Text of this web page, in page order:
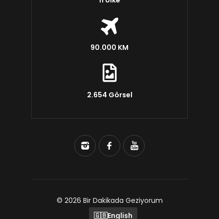
90.000 KM
2.654 Görsel
© 2026 Bir Dakikada Geziyorum
🇬🇧English